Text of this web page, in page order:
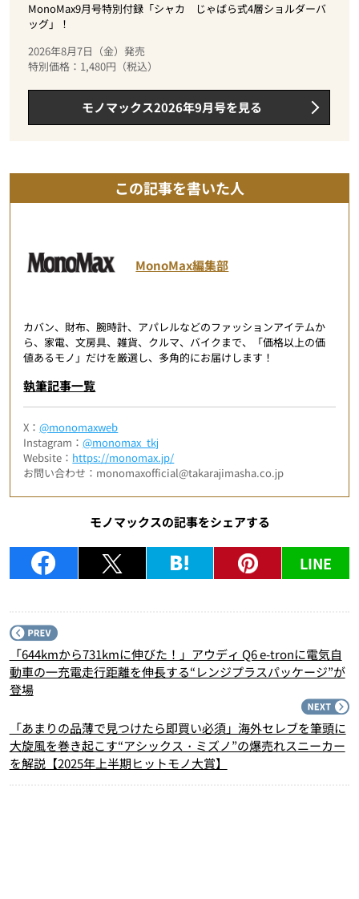
MonoMax9月号特別付録「シャカ じゃばら式4層ショルダーバ
ッグ」！
2026年8月7日（金）発売
特別価格：1,480円（税込）
モノマックス2026年9月号を見る
この記事を書いた人
MonoMax編集部
カバン、財布、腕時計、アパレルなどのファッションアイテムか
ら、家電、文房具、雑貨、クルマ、バイクまで、「価格以上の価
値あるモノ」だけを厳選し、多角的にお届けします！
執筆記事一覧
X：@monomaxweb
Instagram：@monomax_tkj
Website： https://monomax.jp/
お問い合わせ：monomaxofficial@takarajimasha.co.jp
モノマックスの記事をシェアする
LINE
「644kmから731kmに伸びた！」アウディ Q6 e-tronに電気自
動車の一充電走行距離を伸長する“レンジプラスパッケージ”が
登場
「あまりの品薄で見つけたら即買い必須」海外セレブを筆頭に
大旋風を巻き起こす“アシックス・ミズノ”の爆売れスニーカー
を解説【2025年上半期ヒットモノ大賞】